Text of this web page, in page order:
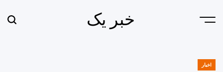
Menu خبر یک
POSTED
اخبار